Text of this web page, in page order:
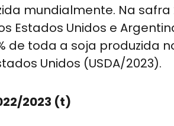
mundialmente. Na safra
Estados Unidos e
de toda a soja produzida
Unidos (USDA/2023).
2023 (t)